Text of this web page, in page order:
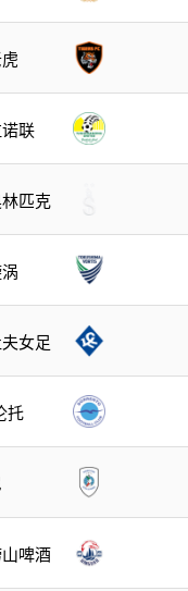
联
匹克
女足
托
啤酒